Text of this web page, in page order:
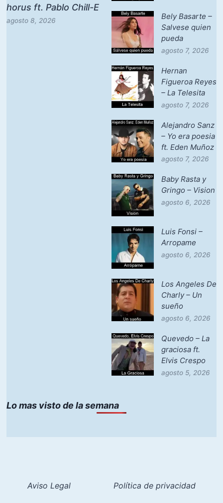
horus ft. Pablo Chill-E
agosto 8, 2026
Bely Basarte –
Salvese quien
pueda
agosto 7, 2026
Hernan
Figueroa Reyes
– La Telesita
agosto 7, 2026
Alejandro Sanz
– Yo era poesia
ft. Eden Muñoz
agosto 7, 2026
Baby Rasta y
Gringo – Vision
agosto 6, 2026
Luis Fonsi –
Arropame
agosto 6, 2026
Los Angeles De
Charly – Un
sueño
agosto 6, 2026
Quevedo – La
graciosa ft.
Elvis Crespo
agosto 5, 2026
Lo mas visto de la semana
Aviso Legal Política de privacidad